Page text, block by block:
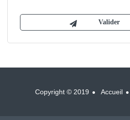
Copyright © 2019 Accueil